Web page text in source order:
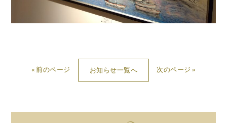
前のページ お知らせ一覧へ 次のページ